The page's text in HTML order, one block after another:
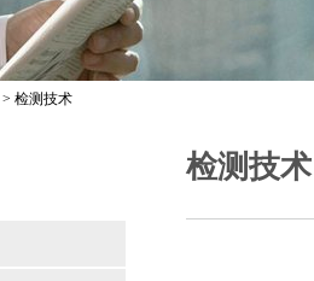
> 检测技术
检测技术